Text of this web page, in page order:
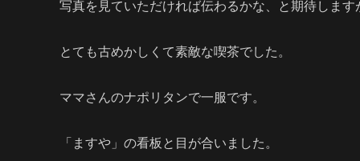
写真を見ていただければ伝わるかな、と期待します
とても古めかしくて素敵な喫茶でした。
ママさんのナポリタンで一服です。
「ますや」の看板と目が合いました。